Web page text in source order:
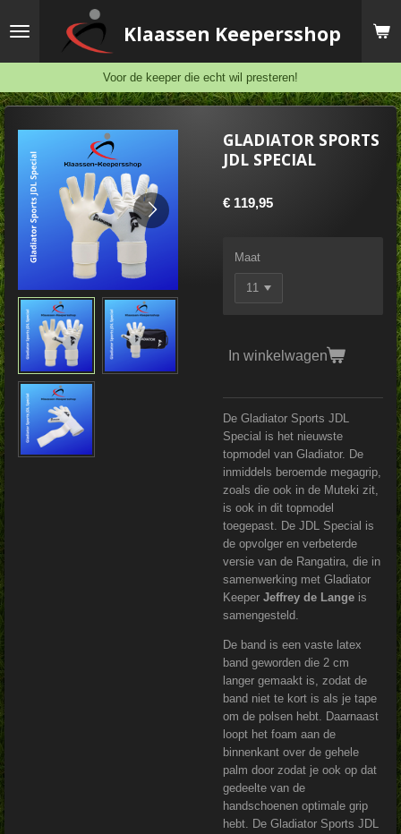
direct
Klaassen Keepersshop
Voor de keeper die echt wil presteren!
GLADIATOR SPORTS
JDL SPECIAL
€ 119,95
Maat
In winkelwagen
De Gladiator Sports JDL
Special is het nieuwste
topmodel van Gladiator. De
inmiddels beroemde megagrip,
zoals die ook in de Muteki zit,
is ook in dit topmodel
toegepast. De JDL Special is
de opvolger en verbeterde
versie van de Rangatira, die in
samenwerking met Gladiator
Keeper Jeffrey de Lange is
samengesteld.
De band is een vaste latex
band geworden die 2 cm
langer gemaakt is, zodat de
band niet te kort is als je tape
om de polsen hebt. Daarnaast
loopt het foam aan de
binnenkant over de gehele
palm door zodat je ook op dat
gedeelte van de
handschoenen optimale grip
hebt. De Gladiator Sports JDL